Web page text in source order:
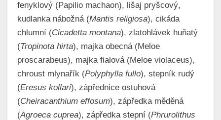
fenyklový (Papilio machaon), lišaj pryšcový,
kudlanka nábožná (Mantis religiosa), cikáda
chlumní (Cicadetta montana), zlatohlávek huňatý
(Tropinota hirta), majka obecná (Meloe
proscarabeus), majka fialová (Meloe violaceus),
chroust mlynařík (Polyphylla fullo), stepník rudý
(Eresus kollari), zápřednice ostuhová
(Cheiracanthium effosum), zápředka měděná
(Agroeca cuprea), zápředka stepní (Phrurolithus